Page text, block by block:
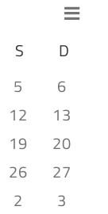
par
Mois
S SAMEDI
D
0
évènements
5
0
6
0
évènements
12
0
13
0
évènements
19
0
20
0
évènements
26
0
27
0
2
0
3